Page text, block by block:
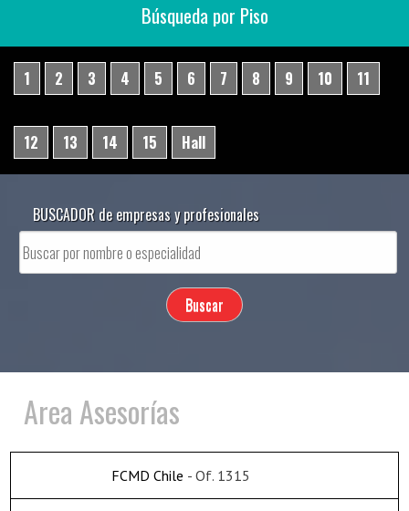
Búsqueda por Piso
1 2 3 4 5 6 7 8 9 10 11
12 13 14 15 Hall
BUSCADOR de empresas y profesionales
Area Asesorías
FCMD Chile - Of. 1315